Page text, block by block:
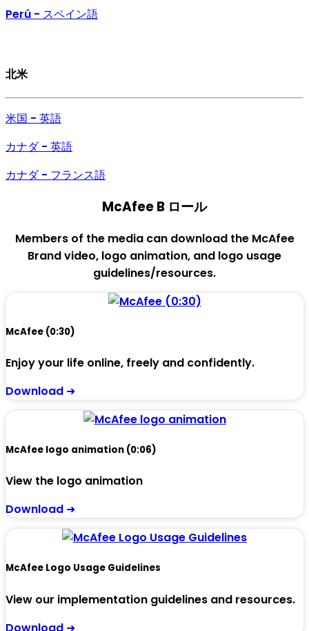
Perú - スペイン語
北米
米国 - 英語
カナダ - 英語
カナダ - フランス語
McAfee B ロール
Members of the media can download the McAfee
Brand video, logo animation, and logo usage
guidelines/resources.
McAfee (0:30)
Enjoy your life online, freely and confidently.
Download ➜
McAfee logo animation (0:06)
View the logo animation
Download ➜
McAfee Logo Usage Guidelines
View our implementation guidelines and resources.
Download ➜